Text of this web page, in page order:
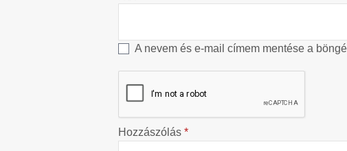
A nevem és e-mail címem mentése a
Hozzászólás *